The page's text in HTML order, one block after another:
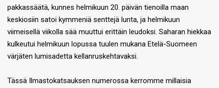
pakkassäätä, kunnes helmikuun 20. päivän tienoilla maan
keskiosiin satoi kymmeniä senttejä lunta, ja helmikuun
viimeisellä viikolla sää muuttui erittäin leudoksi. Saharan hiekkaa
kulkeutui helmikuun lopussa tuulen mukana Etelä-Suomeen
värjäten lumisadetta kellanruskehtavaksi.
Tässä Ilmastokatsauksen numerossa kerromme millaisia